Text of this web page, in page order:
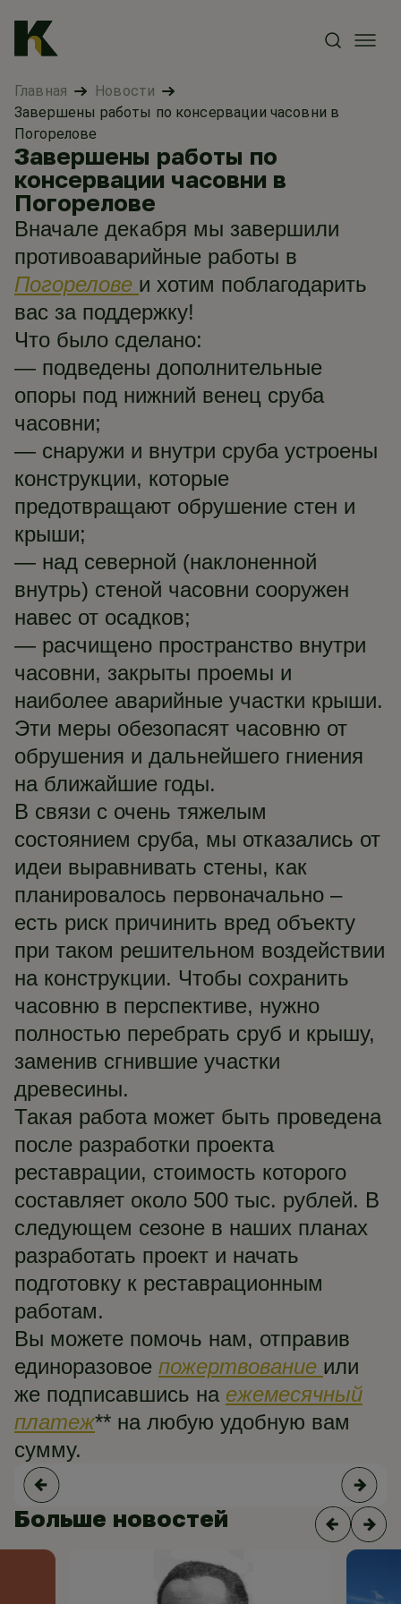
Главная
Новости
Завершены работы по консервации часовни в
Погорелове
Завершены работы по
консервации часовни в
Погорелове
Вначале декабря мы завершили
противоаварийные работы в
Погорелове и хотим поблагодарить
вас за поддержку!
Что было сделано:
— подведены дополнительные
опоры под нижний венец сруба
часовни;
— снаружи и внутри сруба устроены
конструкции, которые
предотвращают обрушение стен и
крыши;
— над северной (наклоненной
внутрь) стеной часовни сооружен
навес от осадков;
— расчищено пространство внутри
часовни, закрыты проемы и
наиболее аварийные участки крыши.
Эти меры обезопасят часовню от
обрушения и дальнейшего гниения
на ближайшие годы.
В связи с очень тяжелым
состоянием сруба, мы отказались от
идеи выравнивать стены, как
планировалось первоначально –
есть риск причинить вред объекту
при таком решительном воздействии
на конструкции. Чтобы сохранить
часовню в перспективе, нужно
полностью перебрать сруб и крышу,
заменив сгнившие участки
древесины.
Такая работа может быть проведена
после разработки проекта
реставрации, стоимость которого
составляет около 500 тыс. рублей. В
следующем сезоне в наших планах
разработать проект и начать
подготовку к реставрационным
работам.
Вы можете помочь нам, отправив
единоразовое пожертвование или
же подписавшись на ежемесячный
платеж** на любую удобную вам
сумму.
Больше новостей